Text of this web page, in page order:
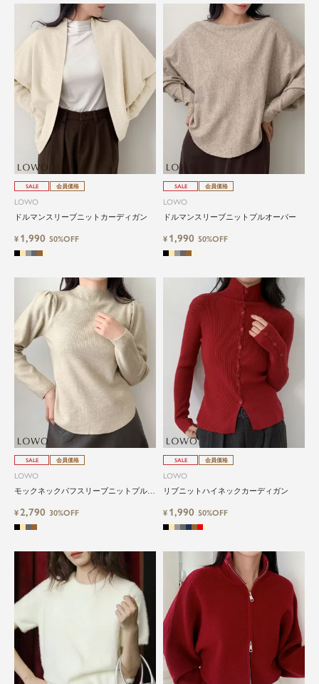
SALE 会員価格
LOWO
ドルマンスリーブニットカーディガン
¥ 1,990 50%OFF
SALE 会員価格
LOWO
ドルマンスリーブニットプルオーバー
¥ 1,990 50%OFF
SALE 会員価格
LOWO
モックネックパフスリーブニットプルオ
¥2,790 30%OFF
SALE 会員価格
LOWO
リブニットハイネックカーディガン
¥ 1,990 50%OFF